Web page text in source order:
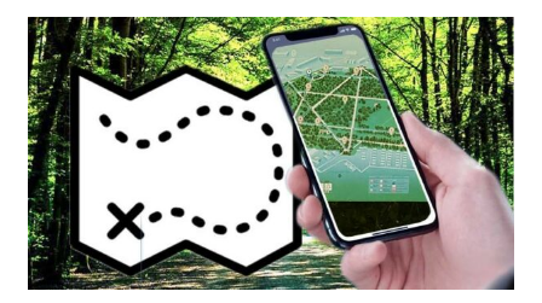
“Médiathèque
Agora”,
Samedi
Avril
2025